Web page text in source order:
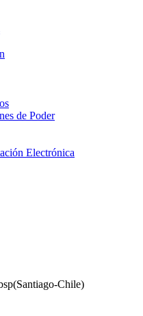
de Poder
Electrónica
Chile)